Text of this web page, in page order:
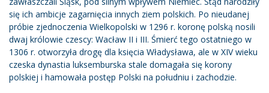
się ich ambicje zagarnięcia innych ziem polskich. Po nieudanej
próbie zjednoczenia Wielkopolski w 1296 r. koronę polską nosili
dwaj królowie czescy: Wacław II i III. Śmierć tego ostatniego w
1306 r. otworzyła drogę dla księcia Władysława, ale w XIV wieku
czeska dynastia luksemburska stale domagała się korony
polskiej i hamowała postęp Polski na południu i zachodzie.